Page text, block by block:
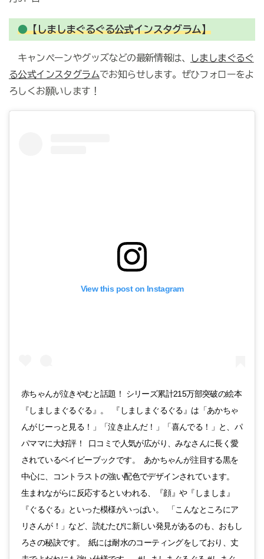
●【しましまぐるぐる公式インスタグラム】
キャンペーンやグッズなどの最新情報は、
しましまぐるぐ
る公式インスタグラムでお知らせします。ぜひフォローをよ
ろしくお願いします！
View this post on Instagram
赤ちゃんが泣きやむと話題！ シリーズ累計215万部突破の絵本
『しましまぐるぐる』。 『しましまぐるぐる』は「あかちゃ
んがじーっと見る！」「泣き止んだ！」「喜んでる！」と、パ
パママに大好評！ 口コミで人気が広がり、みなさんに長く愛
されているベイビーブックです。 あかちゃんが注目する黒を
中心に、コントラストの強い配色でデザインされています。
生まれながらに反応するといわれる、『顔』や『しましま』
『ぐるぐる』といった模様がいっぱい。 「こんなところにア
リさんが！」など、読むたびに新しい発見があるのも、おもし
ろさの秘訣です。 紙には耐水のコーティングをしており、丈